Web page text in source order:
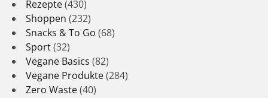
Rezepte(430)
Shoppen (232)
Snacks & To Go (68)
Sport(32)
Vegane Basics (82)
Vegane Produkte(284)
Zero Waste(40)